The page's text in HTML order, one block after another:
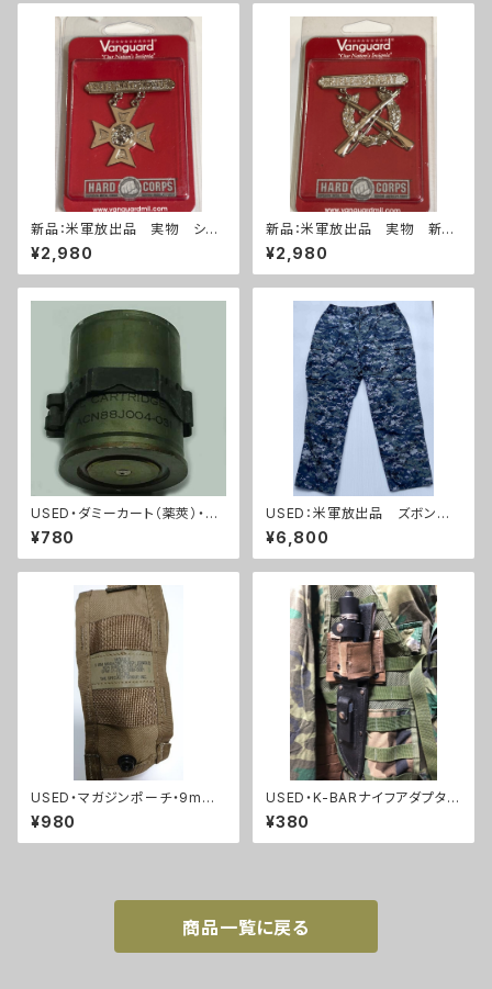
新品：米軍放出品 実物 シャ
ープシューター 勲章(A287)
¥2,980
新品：米軍放出品 実物 新
品 ライフルエキスパート 勲
章(A285)
¥2,980
USED・ダミーカート（薬莢）・40
mmグレネードランチャー・ベル
トリンク付き(A0073)
¥780
USED：米軍放出品 ズボン
US NAVY NWU BDU S/M/L
サイズ(A0200)
¥6,800
USED・マガジンポーチ・9mm
(A0024)
¥980
USED・K-BARナイフアダプター
(A0016)
¥380
商品一覧に戻る